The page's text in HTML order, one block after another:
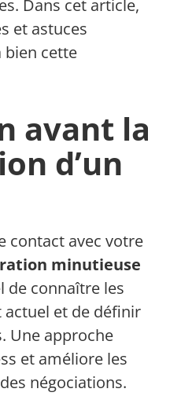
Dans cet article,
et astuces
bien cette
avant la
d’un
contact avec votre
minutieuse
de connaître les
et de définir
Une approche
et améliore les
négociations.